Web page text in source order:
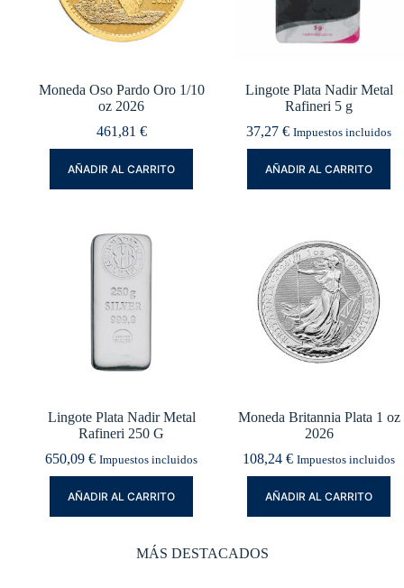
Moneda Oso Pardo Oro 1/10
oz 2026
461,81 €
AÑADIR AL CARRITO
Lingote Plata Nadir Metal
Rafineri 5 g
37,27 € Impuestos incluidos
AÑADIR AL CARRITO
Lingote Plata Nadir Metal
Rafineri 250 G
650,09 € Impuestos incluidos
AÑADIR AL CARRITO
Moneda Britannia Plata 1 oz
2026
108,24 € Impuestos incluidos
AÑADIR AL CARRITO
MÁS DESTACADOS